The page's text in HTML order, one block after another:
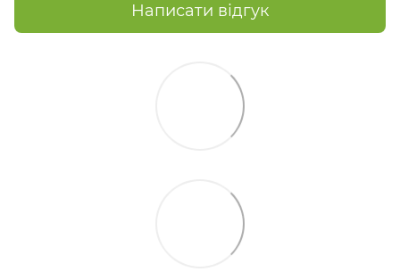
Написати відгук